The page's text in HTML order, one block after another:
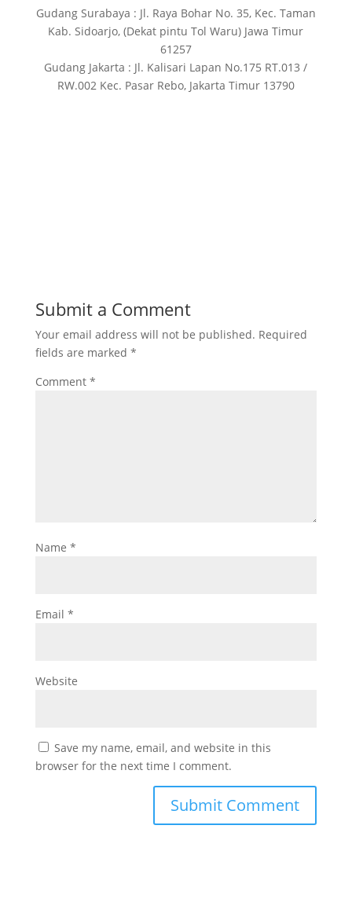
Gudang Surabaya : Jl. Raya Bohar No. 35, Kec. Taman
Kab. Sidoarjo, (Dekat pintu Tol Waru) Jawa Timur
61257
Gudang Jakarta : Jl. Kalisari Lapan No.175 RT.013 /
RW.002 Kec. Pasar Rebo, Jakarta Timur 13790
Submit a Comment
Your email address will not be published. Required
fields are marked *
Comment *
Name *
Email *
Website
Save my name, email, and website in this
browser for the next time I comment.